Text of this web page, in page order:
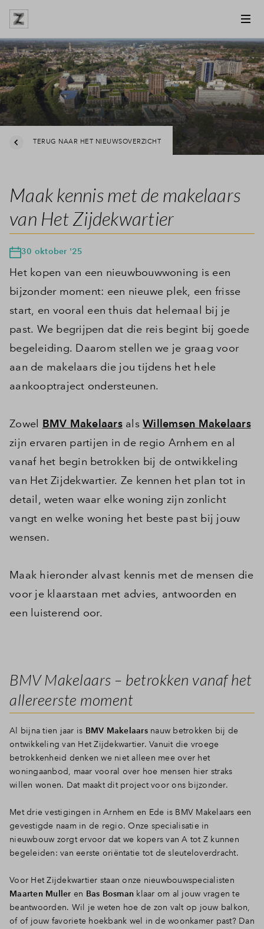
TERUG NAAR HET NIEUWSOVERZICHT
Maak kennis met de makelaars
van Het Zijdekwartier
30 oktober '25
Het kopen van een nieuwbouwwoning is een
bijzonder moment: een nieuwe plek, een frisse
start, en vooral een thuis dat helemaal bij je
past. We begrijpen dat die reis begint bij goede
begeleiding. Daarom stellen we je graag voor
aan de makelaars die jou tijdens het hele
aankooptraject ondersteunen.
Zowel BMV Makelaarsals Willemsen Makelaars
zijn ervaren partijen in de regio Arnhem en al
vanaf het begin betrokken bij de ontwikkeling
van Het Zijdekwartier. Ze kennen het plan tot in
detail, weten waar elke woning zijn zonlicht
vangt en welke woning het beste past bij jouw
wensen.
Maak hieronder alvast kennis met de mensen die
voor je klaarstaan met advies, antwoorden en
een luisterend oor.
BMV Makelaars – betrokken vanaf het
allereerste moment
Al bijna tien jaar is BMV Makelaarsnauw betrokken bij de
ontwikkeling van Het Zijdekwartier. Vanuit die vroege
betrokkenheid denken we niet alleen mee over het
woningaanbod, maar vooral over hoe mensen hier straks
willen wonen. Dat maakt dit project voor ons bijzonder.
Met drie vestigingen in Arnhem en Ede is BMV Makelaars een
gevestigde naam in de regio. Onze specialisatie in
nieuwbouw zorgt ervoor dat we kopers van A tot Z kunnen
begeleiden: van eerste oriëntatie tot de sleuteloverdracht.
Voor Het Zijdekwartier staan onze nieuwbouwspecialisten
Maarten Muller en Bas Bosman klaar om al jouw vragen te
beantwoorden. Wil je weten hoe de zon valt op jouw balkon,
of of jouw favoriete hoekbank wel in de woonkamer past? Dan